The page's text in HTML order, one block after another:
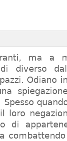
ma a
diverso
Odiano
loro
di